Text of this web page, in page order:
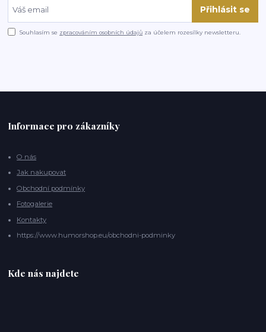
Přihlásit se
Souhlasím se zpracováním osobních údajů za účelem rozesílky newsletteru.
Informace pro zákazníky
O nás
Jak nakupovat
Obchodní podmínky
Fotogalerie
Kontakty
https://www.humorshop.eu/obchodni-podminky
Kde nás najdete